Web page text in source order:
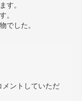
す。
。
でした。
メントしていただ